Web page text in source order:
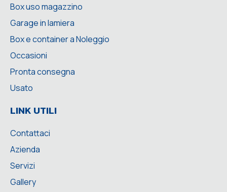
Box uso magazzino
Garage in lamiera
Box e container a Noleggio
Occasioni
Pronta consegna
Usato
LINK UTILI
Contattaci
Azienda
Servizi
Gallery